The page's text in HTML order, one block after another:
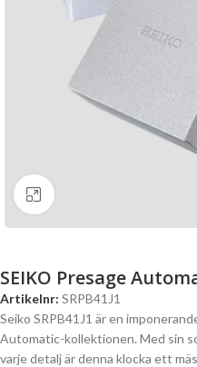
Click to enlarge
SEIKO Presage
Artikelnr: SRPB41J1
Seiko SRPB41J1 är en
Automatic-kollektionen. Med sin
varje detalj är denna klocka ett